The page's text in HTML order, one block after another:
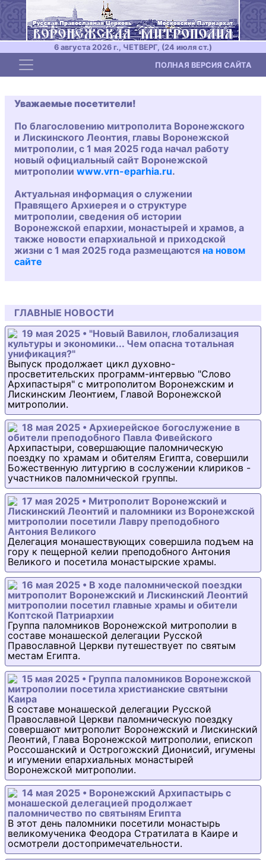
6 августа 2026 г., ЧЕТВЕРГ, (24 июля ст.)
Toggle navigation ПОЛНАЯ ВЕРСИЯ САЙТА
Уважаемые посетители!
По благословению митрополита Воронежского
и Лискинского Леонтия, главы Воронежской
митрополии, с 1 мая 2025 года начал работу
новый официальный сайт Воронежской
митрополии www.vrn-eparhia.ru.
Актуальная информация о служении
Правящего Архиерея и о структуре
митрополии, сведения об истории
Воронежской епархии, монастырей и храмов, а
также новости епархиальной и приходской
жизни с 1 мая 2025 года размещаются на новом
сайте
ГЛАВНЫЕ НОВОСТИ
19 мая 2025 • "Новый Вавилон, глобализация
культуры и экономики... Чем опасна тотальная
унификация?"
Выпуск продолжает цикл духовно-
просветительских программ-интервью "Слово
Архипастыря" с митрополитом Воронежским и
Лискинским Леонтием, Главой Воронежской
митрополии.
18 мая 2025 • Архиерейское богослужение в
обители преподобного Павла Фивейского
Архипастыри, совершающие паломническую
поездку по храмам и обителям Египта, совершили
Божественную литургию в сослужении клириков -
участников паломнической группы.
17 мая 2025 • Митрополит Воронежский и
Лискинский Леонтий и паломники из Воронежской
митрополии посетили Лавру преподобного
Антония Великого
Делегация монашествующих совершила подъем на
гору к пещерной келии преподобного Антония
Великого и посетила монастырские храмы.
16 мая 2025 • В ходе паломнической поездки
митрополит Воронежский и Лискинский Леонтий
митрополии посетил главные храмы и обители
Коптской Патриархии
Группа паломников Воронежской митрополии в
составе монашеской делегации Русской
Православной Церкви путешествует по святым
местам Египта.
15 мая 2025 • Группа паломников Воронежской
митрополии посетила христианские святыни
Каира
В составе монашеской делегации Русской
Православной Церкви паломническую поездку
совершают митрополит Воронежский и Лискинский
Леонтий, Глава Воронежской митрополии, епископ
Россошанский и Острогожский Дионисий, игумены
и игумении епархиальных монастырей
Воронежской митрополии.
14 мая 2025 • Воронежский Архипастырь с
монашеской делегацией продолжает
паломничество по святыням Египта
В этот день паломники посетили монастырь
великомученика Феодора Стратилата в Каире и
осмотрели достопримечательности.